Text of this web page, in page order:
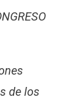
de los